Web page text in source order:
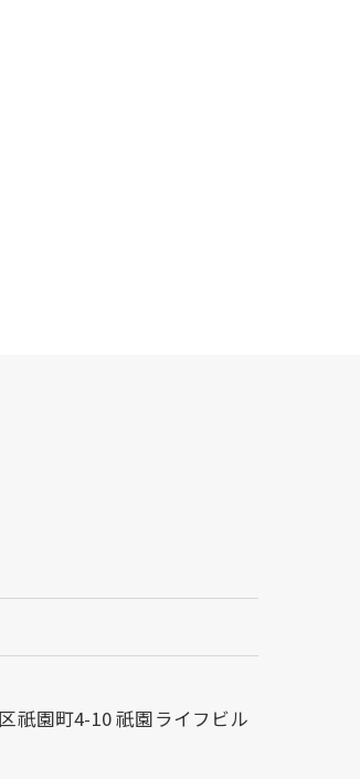
祇園町4-10 祇園ライフビル